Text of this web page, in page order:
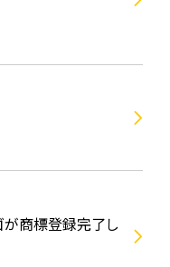
が商標登録完了し